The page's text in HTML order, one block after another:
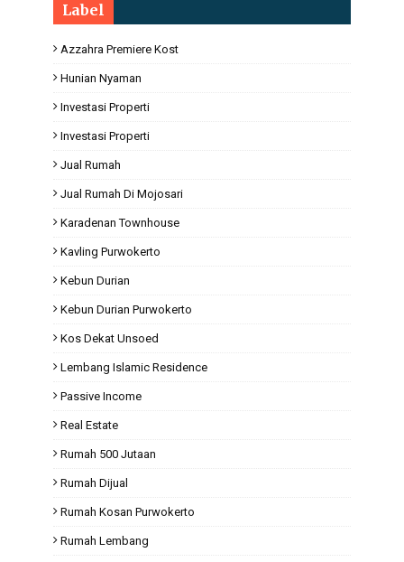
Label
Azzahra Premiere Kost
Hunian Nyaman
Investasi Properti
Investasi Properti
Jual Rumah
Jual Rumah Di Mojosari
Karadenan Townhouse
Kavling Purwokerto
Kebun Durian
Kebun Durian Purwokerto
Kos Dekat Unsoed
Lembang Islamic Residence
Passive Income
Real Estate
Rumah 500 Jutaan
Rumah Dijual
Rumah Kosan Purwokerto
Rumah Lembang